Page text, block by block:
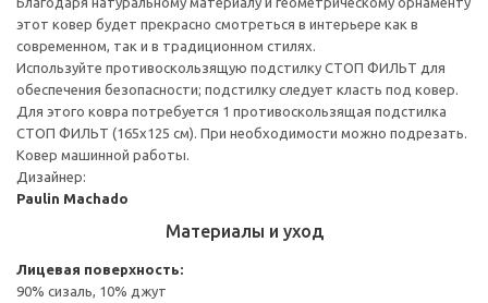
этот ковер будет прекрасно смотреться в интерьере как в
современном, так и в традиционном стилях.
Используйте противоскользящую подстилку СТОП ФИЛЬТ для
обеспечения безопасности; подстилку следует класть под ковер.
Для этого ковра потребуется 1 противоскользящая подстилка
СТОП ФИЛЬТ (165x125 см). При необходимости можно подрезать.
Ковер машинной работы.
Дизайнер:
Paulin Machado
Материалы и уход
Лицевая поверхность:
90% сизаль, 10% джут